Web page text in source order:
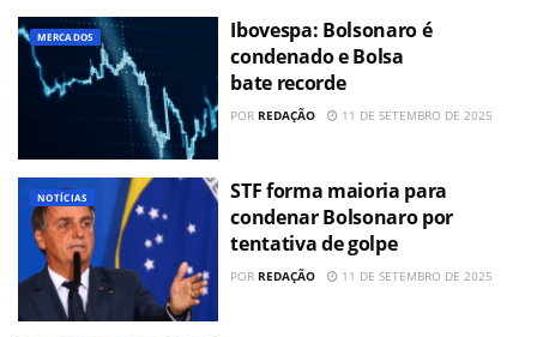
MERCADOS
Ibovespa: Bolsonaro é
condenado e Bolsa
bate recorde
POR REDAÇÃO 11 DE SETEMBRO DE 2025
NOTÍCIAS
STF forma maioria para
condenar Bolsonaro por
tentativa de golpe
POR REDAÇÃO 11 DE SETEMBRO DE 2025